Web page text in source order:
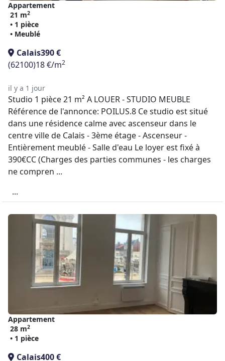
Appartement
21 m2
• 1 pièce
• Meublé
Calais390 €
(62100)18 €/m2
il y a 1 jour
Studio 1 pièce 21 m² A LOUER - STUDIO MEUBLE
Référence de l'annonce: POILUS.8 Ce studio est situé
dans une résidence calme avec ascenseur dans le
centre ville de Calais - 3ème étage - Ascenseur -
Entièrement meublé - Salle d'eau Le loyer est fixé à
390€CC (Charges des parties communes - les charges
ne compren ...
...
Appartement
28 m2
• 1 pièce
Calais400 €